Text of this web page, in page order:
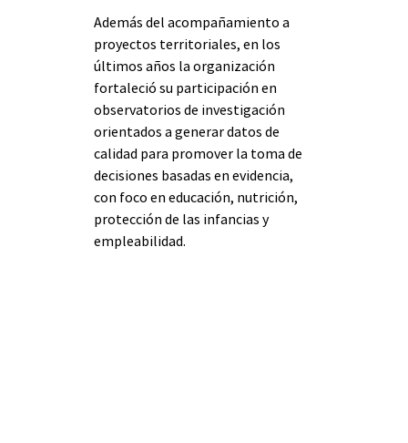
Además del acompañamiento a
proyectos territoriales, en los
últimos años la organización
fortaleció su participación en
observatorios de investigación
orientados a generar datos de
calidad para promover la toma de
decisiones basadas en evidencia,
con foco en educación, nutrición,
protección de las infancias y
empleabilidad.